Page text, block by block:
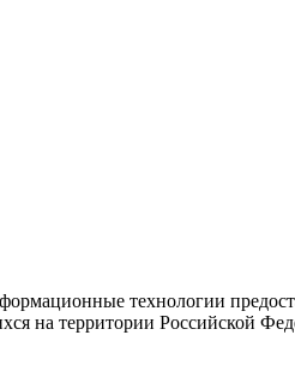
технологии
на территории Российской